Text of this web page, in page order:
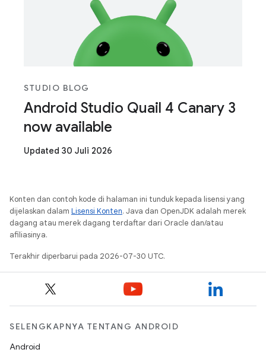
STUDIO BLOG
Android Studio Quail 4 Canary 3
now available
Updated 30 Juli 2026
Konten dan contoh kode di halaman ini tunduk kepada lisensi yang
dijelaskan dalam Lisensi Konten. Java dan OpenJDK adalah merek
dagang atau merek dagang terdaftar dari Oracle dan/atau
afiliasinya.
Terakhir diperbarui pada 2026-07-30 UTC.
SELENGKAPNYA TENTANG ANDROID
Android